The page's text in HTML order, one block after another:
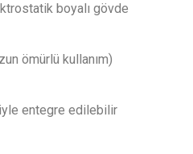
boyalı gövde
ömürlü kullanım)
entegre edilebilir